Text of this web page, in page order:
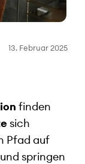
13. Februar 2025
finden
sich
Pfad auf
springen